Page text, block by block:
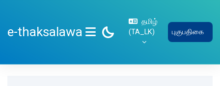
e-thaksalawa
SIDE PANEL
தமிழ்
‎(TA_LK)‎
புகுபதிகை